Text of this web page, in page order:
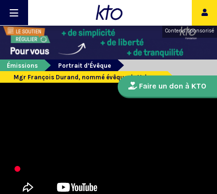
Contenu sponsorisé
Émissions
Portrait d’Évêque
Mgr François Durand, nommé évêque de Valence
Faire un don à KTO